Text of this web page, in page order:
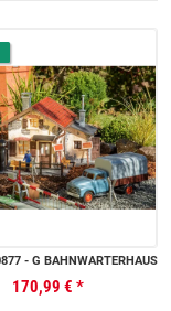
330877 - G BAHNWÄRTERHAUS
170,99 € *